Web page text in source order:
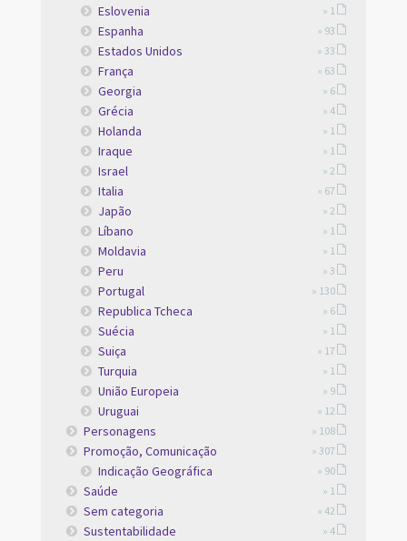
Eslovenia » 1
Espanha » 93
Estados Unidos » 33
França » 63
Georgia » 6
Grécia » 4
Holanda » 1
Iraque » 1
Israel » 2
Italia » 67
Japão » 2
Líbano » 1
Moldavia » 1
Peru » 3
Portugal » 130
Republica Tcheca » 6
Suécia » 1
Suiça » 17
Turquia » 1
União Europeia » 9
Uruguai » 12
Personagens » 108
Promoção, Comunicação » 307
Indicação Geográfica » 90
Saúde » 1
Sem categoria » 42
Sustentabilidade » 4